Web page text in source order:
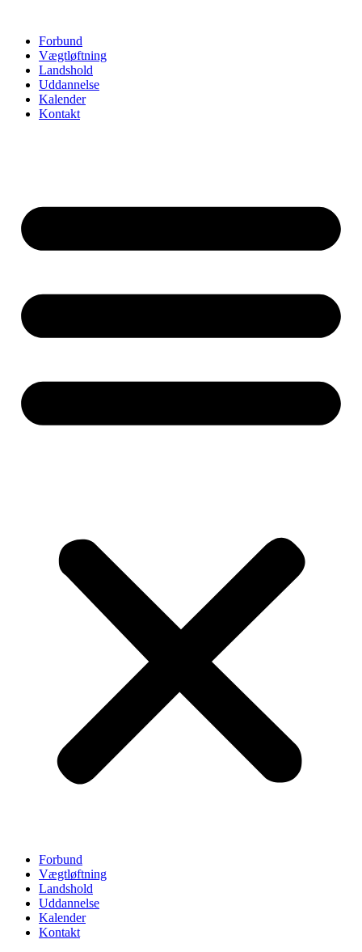
indholdForbund
Vægtløftning
Landshold
Uddannelse
Kalender
Kontakt
Forbund
Vægtløftning
Landshold
Uddannelse
Kalender
Kontakt